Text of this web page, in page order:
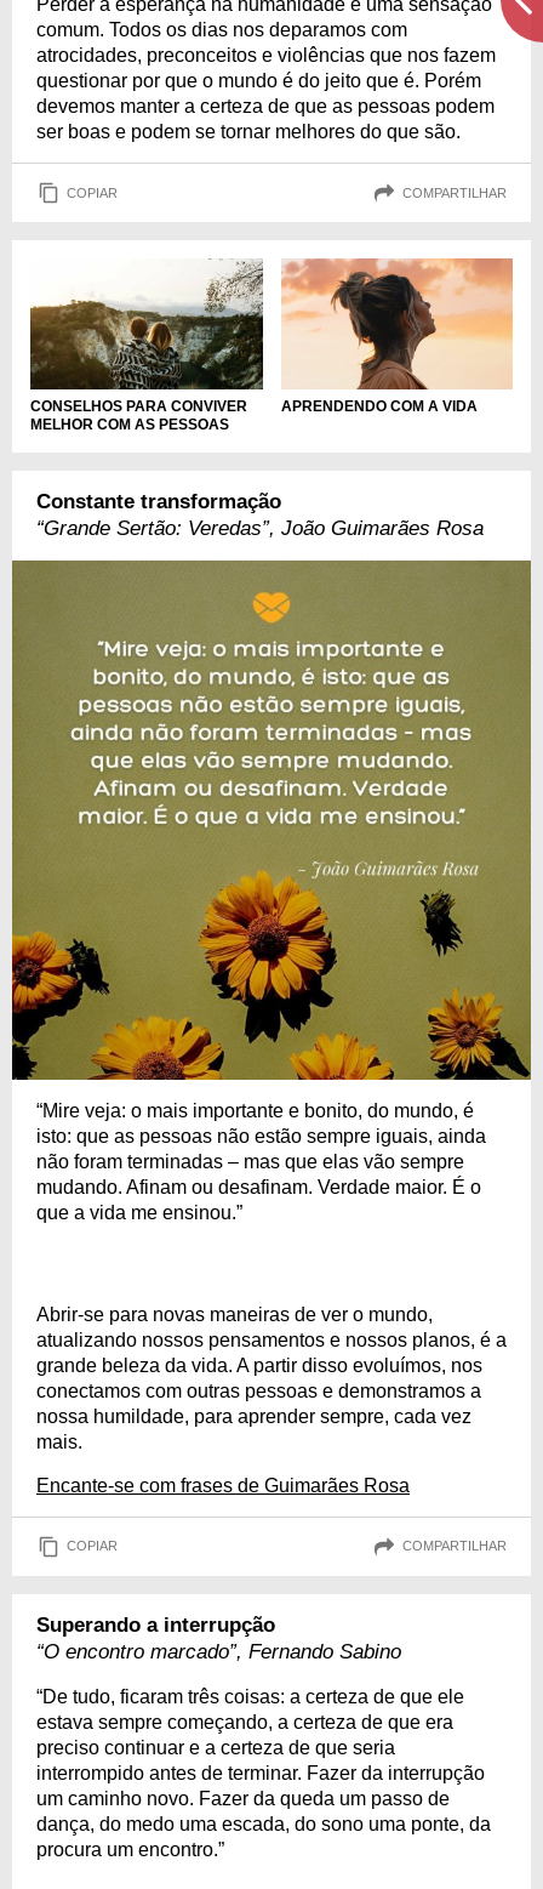
Perder a esperança na humanidade é uma sensação
comum. Todos os dias nos deparamos com
atrocidades, preconceitos e violências que nos fazem
questionar por que o mundo é do jeito que é. Porém
devemos manter a certeza de que as pessoas podem
ser boas e podem se tornar melhores do que são.
COPIAR COMPARTILHAR
CONSELHOS PARA CONVIVER
MELHOR COM AS PESSOAS
APRENDENDO COM A VIDA
Constante transformação
“Grande Sertão: Veredas”, João Guimarães Rosa
“Mire veja: o mais importante e bonito, do mundo, é
isto: que as pessoas não estão sempre iguais, ainda
não foram terminadas – mas que elas vão sempre
mudando. Afinam ou desafinam. Verdade maior. É o
que a vida me ensinou.”
Abrir-se para novas maneiras de ver o mundo,
atualizando nossos pensamentos e nossos planos, é a
grande beleza da vida. A partir disso evoluímos, nos
conectamos com outras pessoas e demonstramos a
nossa humildade, para aprender sempre, cada vez
mais.
Encante-se com frases de Guimarães Rosa
COPIAR COMPARTILHAR
Superando a interrupção
“O encontro marcado”, Fernando Sabino
“De tudo, ficaram três coisas: a certeza de que ele
estava sempre começando, a certeza de que era
preciso continuar e a certeza de que seria
interrompido antes de terminar. Fazer da interrupção
um caminho novo. Fazer da queda um passo de
dança, do medo uma escada, do sono uma ponte, da
procura um encontro.”